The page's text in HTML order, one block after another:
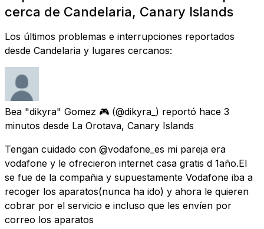
cerca de Candelaria, Canary Islands
Los últimos problemas e interrupciones reportados
desde Candelaria y lugares cercanos:
Bea "dikyra" Gomez 🎮 (@dikyra_) reportó hace 3
minutos desde La Orotava, Canary Islands
Tengan cuidado con @vodafone_es mi pareja era
vodafone y le ofrecieron internet casa gratis d 1año.El
se fue de la compañia y supuestamente Vodafone iba a
recoger los aparatos(nunca ha ido) y ahora le quieren
cobrar por el servicio e incluso que les envíen por
correo los aparatos